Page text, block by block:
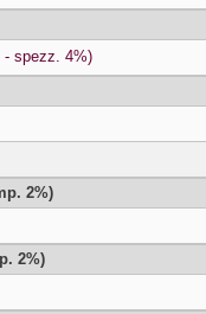
- spezz. 4%)
2%)
2%)